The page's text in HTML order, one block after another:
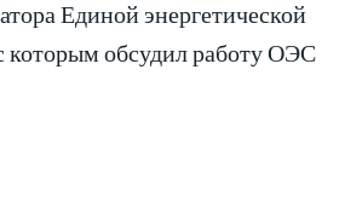
Единой энергетической
которым обсудил работу ОЭС